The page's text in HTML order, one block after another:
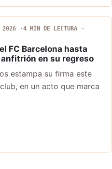
2026
4 MIN DE LECTURA
FC Barcelona hasta
en su regreso
estampa su firma este
en un acto que marca